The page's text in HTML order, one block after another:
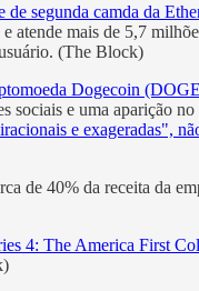
segunda camda da
mais de 5,7
(The Block)
Dogecoin
sociais e uma aparição
e exageradas",
de 40% da receita da
4: The America First